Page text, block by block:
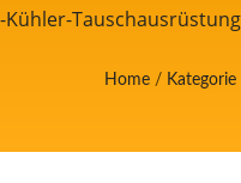
IN
DER
Kühler-
Home / Kategorie